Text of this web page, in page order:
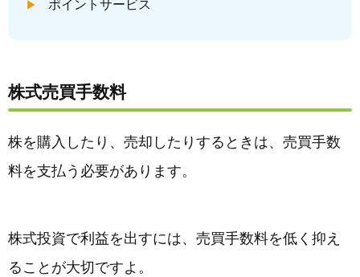
ポイントサービス
株式売買手数料
株を購入したり、売却したりするときは、売買手数
料を支払う必要があります。
株式投資で利益を出すには、売買手数料を低く抑え
ることが大切ですよ。